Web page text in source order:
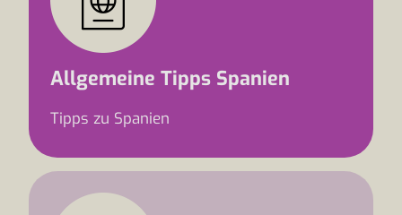
Allgemeine Tipps Spanien
Tipps zu Spanien